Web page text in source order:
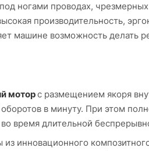
ногами проводах,
производительность,
машине возможность делать
моторс размещением якоря
оборотов в минуту. При этом
время длительной
инновационного